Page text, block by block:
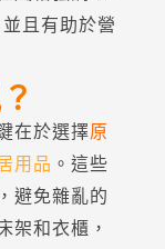
且有助於營
在於選擇原
用品 。這些
避免雜亂的
架和衣櫃，